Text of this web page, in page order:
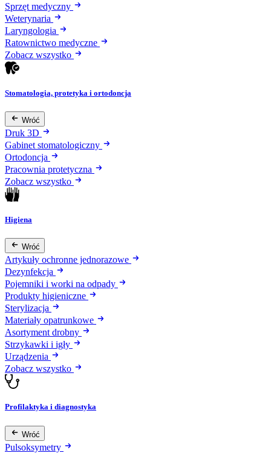
Sprzęt medyczny
Weterynaria
Laryngologia
Ratownictwo medyczne
Zobacz wszystko
Stomatologia, protetyka i ortodoncja
Wróć
Druk 3D
Gabinet stomatologiczny
Ortodoncja
Pracownia protetyczna
Zobacz wszystko
Higiena
Wróć
Artykuły ochronne jednorazowe
Dezynfekcja
Pojemniki i worki na odpady
Produkty higieniczne
Sterylizacja
Materiały opatrunkowe
Asortyment drobny
Strzykawki i igły
Urządzenia
Zobacz wszystko
Profilaktyka i diagnostyka
Wróć
Pulsoksymetry